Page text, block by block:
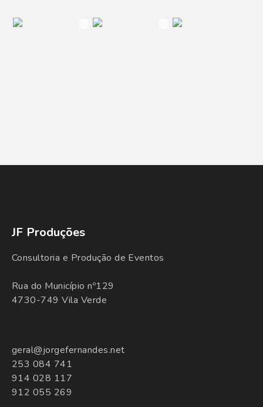
JF Produções
Consultoria e Produção de Eventos
Rua do Município nº129
4730-749 Vila Verde
geral@jorgefernandes.net
253 084 741
914 028 117
912 055 269